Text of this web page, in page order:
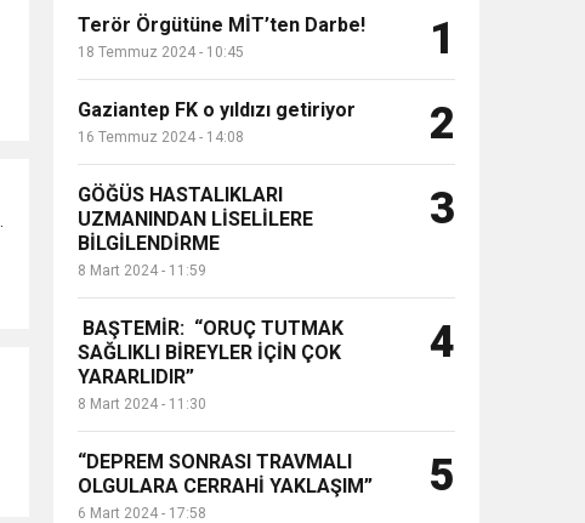
Terör Örgütüne MİT’ten Darbe!
18 Temmuz 2024 - 10:45 1
Gaziantep FK o yıldızı getiriyor
16 Temmuz 2024 - 14:08 2
GÖĞÜS HASTALIKLARI
UZMANINDAN LİSELİLERE
BİLGİLENDİRME
8 Mart 2024 - 11:59
3
BAŞTEMİR: “ORUÇ TUTMAK
SAĞLIKLI BİREYLER İÇİN ÇOK
YARARLIDIR”
8 Mart 2024 - 11:30
4
“DEPREM SONRASI TRAVMALI
OLGULARA CERRAHİ YAKLAŞIM”
6 Mart 2024 - 17:58
5